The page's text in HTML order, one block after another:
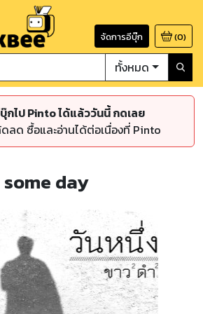
จัดการอีบุ๊ก (0)
ทั้งหมด
กไป Pinto ได้แล้ววันนี้ กดเลย
ลด ซื้อและอ่านได้ต่อเนื่องที่ Pinto
some day